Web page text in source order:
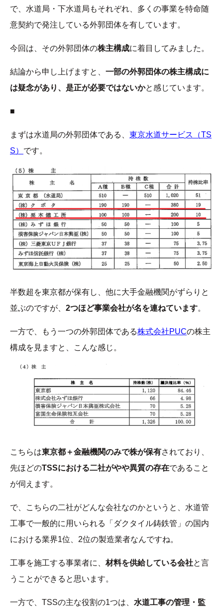
で、水道局・下水道局もそれぞれ、多くの事業を特命随
意契約で発注している外郭団体を有しています。
今回は、その外郭団体の株主構成に着目してみました。
結論から申し上げますと、 一部の外郭団体の株主構成に
は疑念があり、是正が必要ではないかと感じています。
■
まずは水道局の外郭団体である、 東京水道サービス（TS
S） です。
半数超を東京都が保有し、他に大手金融機関がずらりと
並ぶのですが、 2つほど事業会社が名を連ねています。
一方で、もう一つの外郭団体である株式会社PUCの株主
構成を見ますと、こんな感じ。
こちらは東京都＋金融機関のみで株が保有されており、
先ほどのTSSにおける二社がやや異質の存在であること
が伺えます。
で、こちらの二社がどんな会社なのかというと、水道管
工事で一般的に用いられる「ダクタイル鋳鉄管」の国内
における業界1位、2位の製造業者なんですね。
工事を施工する事業者に、材料を供給している会社と言
うことができると思います。
一方で、TSSの主な役割の1つは、 水道工事の管理・監